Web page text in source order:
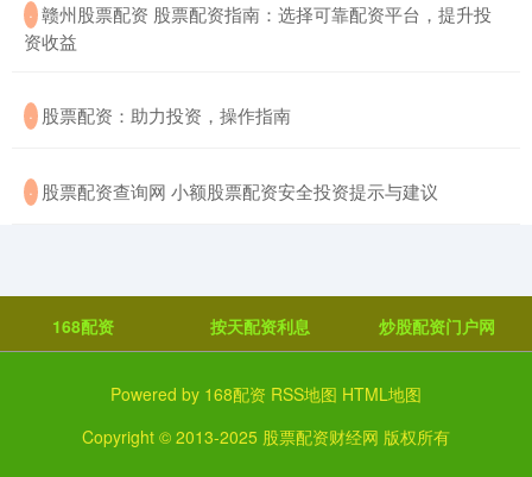
· ​赣州股票配资 股票配资指南：选择可靠配资平台，提升投
资收益
· ​股票配资：助力投资，操作指南
· ​股票配资查询网 小额股票配资安全投资提示与建议
168配资 按天配资利息 炒股配资门户网
Powered by 168配资 RSS地图 HTML地图
Copyright © 2013-2025 股票配资财经网 版权所有